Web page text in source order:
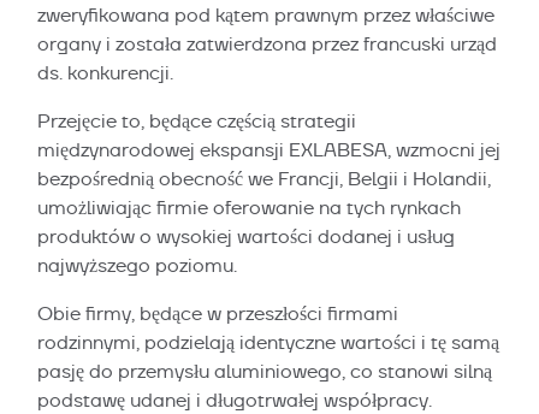
zweryfikowana pod kątem prawnym przez właściwe
organy i została zatwierdzona przez francuski urząd
ds. konkurencji.
Przejęcie to, będące częścią strategii
międzynarodowej ekspansji EXLABESA, wzmocni jej
bezpośrednią obecność we Francji, Belgii i Holandii,
umożliwiając firmie oferowanie na tych rynkach
produktów o wysokiej wartości dodanej i usług
najwyższego poziomu.
Obie firmy, będące w przeszłości firmami
rodzinnymi, podzielają identyczne wartości i tę samą
pasję do przemysłu aluminiowego, co stanowi silną
podstawę udanej i długotrwałej współpracy.